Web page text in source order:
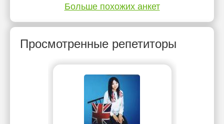
Больше похожих анкет
Просмотренные репетиторы